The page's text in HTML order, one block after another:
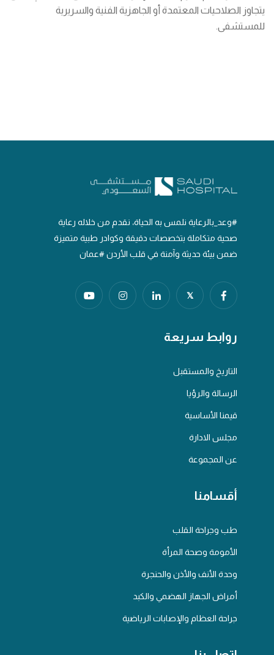
يتجاوز الصلاحيات المعتمدة أو الجاهزية الفنية والسريرية
للمستشفى.
#وعد_بالرعاية نلمس به الحياة، نقدم من خلاله رعاية
صحية متكاملة بتخصصات دقيقة وكوادر طبية متميزة
ضمن بيئة حديثة وآمنة في قلب الأردن #عمان
𝕏
روابط سريعة
التاريخ والمستقبل
الرسالة والرؤيا
قيمنا الأساسية
مجلس الادارة
عن المجموعة
أقسامنا
طب وجراحة القلب
الأمومة وصحة المرأة
وحدة الأنف والأذن والحنجرة
أمراض الجهاز الهضمي والكبد
جراحة العظام والإصابات الرياضية